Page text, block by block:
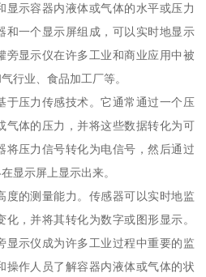
显示容器内液体或气体的水平或压力
和一个显示屏组成，可以实时地显示
旁显示仪在许多工业和商业应用中被
行业、食品加工厂等。
于压力传感技术。它通常通过一个压
气体的压力，并将这些数据转化为可
将压力信号转化为电信号，然后通过
显示屏上显示出来。
度的测量能力。传感器可以实时地监
，并将其转化为数字或图形显示。
显示仪成为许多工业过程中重要的监
操作人员了解容器内液体或气体的状